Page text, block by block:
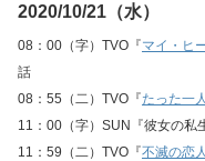
2020/10/21（水）
08：00（字）TVO『マイ・ヒ
話
08：55（二）TVO『たった一
11：00（字）SUN『彼女の私
11：59（二）TVO『不滅の恋人